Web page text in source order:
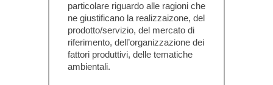
particolare riguardo alle ragioni che
ne giustificano la realizzaizone, del
prodotto/servizio, del mercato di
riferimento, dell’organizzazione dei
fattori produttivi, delle tematiche
ambientali.